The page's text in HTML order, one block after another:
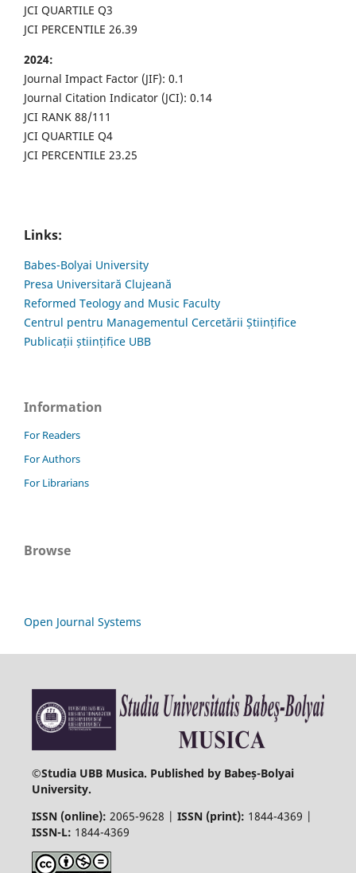
JCI QUARTILE Q3
JCI PERCENTILE 26.39
2024:
Journal Impact Factor (JIF): 0.1
Journal Citation Indicator (JCI): 0.14
JCI RANK 88/111
JCI QUARTILE Q4
JCI PERCENTILE 23.25
Links:
Babes-Bolyai University
Presa Universitară Clujeană
Reformed Teology and Music Faculty
Centrul pentru Managementul Cercetării Științifice
Publicații științifice UBB
Information
For Readers
For Authors
For Librarians
Browse
Open Journal Systems
©Studia UBB Musica. Published by Babeș-Bolyai
University.
ISSN (online): 2065-9628 | ISSN (print): 1844-4369 |
ISSN-L: 1844-4369